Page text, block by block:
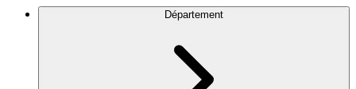
Département